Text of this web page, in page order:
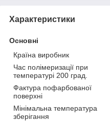
Характеристики
Основні
Країна виробник
Час полімеризації при
температурі 200 град.
Фактура пофарбованої
поверхні
Мінімальна температура
зберігання